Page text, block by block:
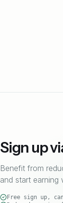
Sign up
Benefit from
and start earning
Free sign up,